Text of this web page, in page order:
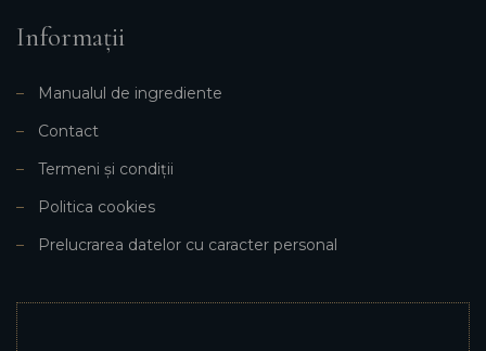
Informații
Manualul de ingrediente
Contact
Termeni și condiții
Politica cookies
Prelucrarea datelor cu caracter personal